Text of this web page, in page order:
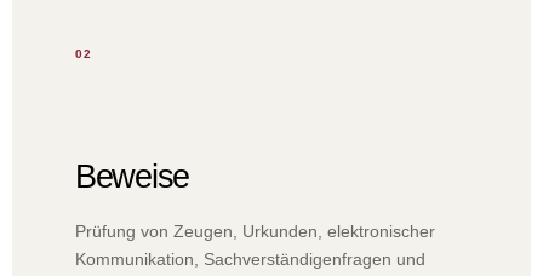
02
Beweise
Prüfung von Zeugen, Urkunden, elektronischer
Kommunikation, Sachverständigenfragen und